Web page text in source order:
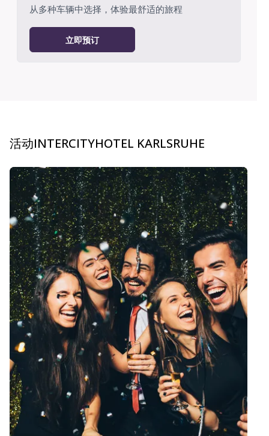
从多种车辆中选择，体验最舒适的旅程
立即预订
活动INTERCITYHOTEL KARLSRUHE
carousel.aria_current_slide